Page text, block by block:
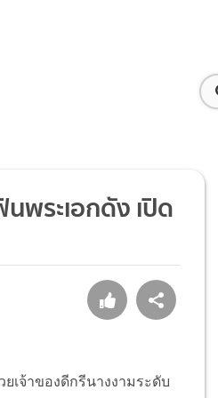
พระเอกดัง เปิด
ยเจ้าของดีกรีนางงามระดับ